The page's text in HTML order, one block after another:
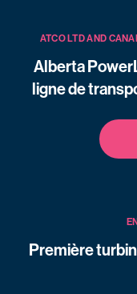
ATCO LTD AND
Alberta
ligne de
Première